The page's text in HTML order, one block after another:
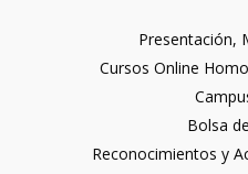
Presentación,
Cursos Online
Bolsa
Reconocimientos y